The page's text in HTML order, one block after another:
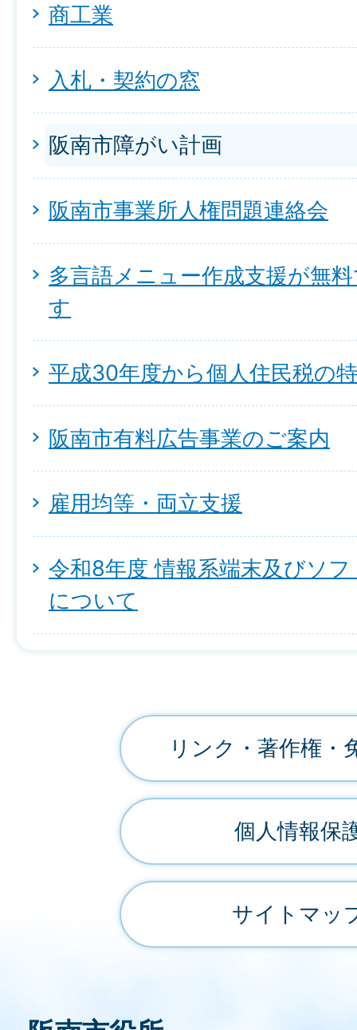
商工業
入札・契約の窓
阪南市障がい計画
阪南市事業所人権問題連絡会
多言語メニュー作成支援が無
す
平成30年度から個人住民税の
阪南市有料広告事業のご案内
雇用均等・両立支援
令和8年度 情報系端末及びソ
について
リンク・著作権・
個人情報保
サイトマッ